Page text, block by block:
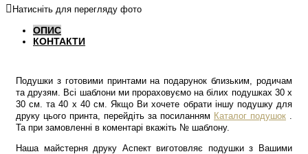
Натисніть для перегляду фото
ОПИС
КОНТАКТИ
Подушки з готовими принтами на подарунок близьким, родичам
та друзям. Всі шаблони ми прораховуємо на білих подушках 30 х
30 см. та 40 х 40 см. Якщо Ви хочете обрати іншу подушку для
друку цього принта, перейдіть за посиланням Каталог подушок .
Та при замовленні в коментарі вкажіть № шаблону.
Наша майстерня друку Аспект виготовляє подушки з Вашими